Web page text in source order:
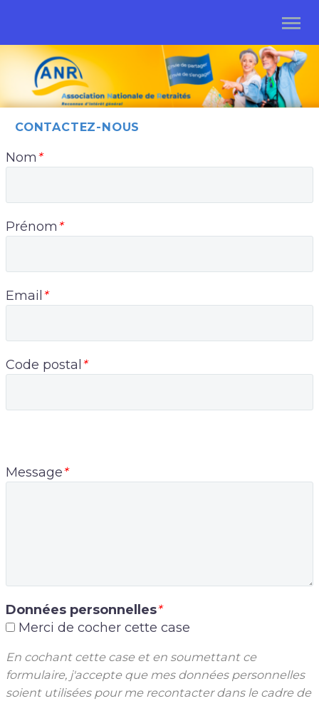
CONTACTEZ-NOUS
Nom*
Prénom*
Email *
Code postal *
Message*
Données personnelles*
Merci de cocher cette case
En cochant cette case et en soumettant ce
formulaire, j'accepte que mes données personnelles
soient utilisées pour me recontacter dans le cadre de